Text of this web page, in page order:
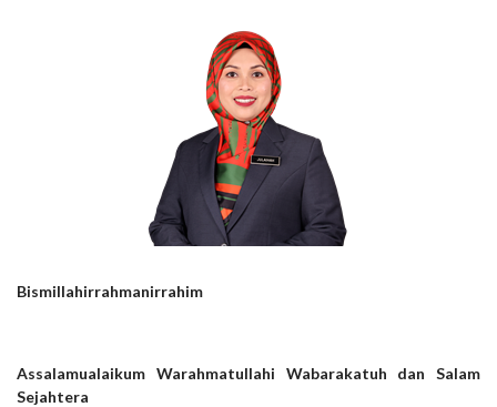
Bismillahirrahmanirrahim
Assalamualaikum Warahmatullahi Wabarakatuh dan Salam
Sejahtera